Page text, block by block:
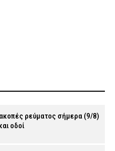
ρεύματος σήμερα (9/8)
οδοί